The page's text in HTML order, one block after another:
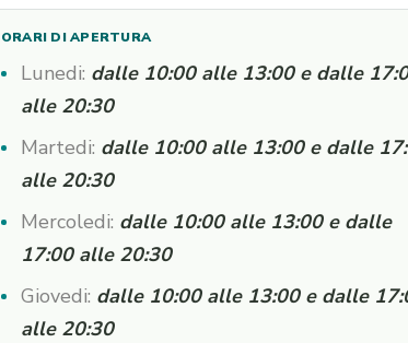
ORARI DI APERTURA
Lunedi: dalle 10:00 alle 13:00 e dalle
alle 20:30
Martedi: dalle 10:00 alle 13:00 e dalle
alle 20:30
Mercoledi: dalle 10:00 alle 13:00 e dalle
17:00 alle 20:30
Giovedi: dalle 10:00 alle 13:00 e dalle
alle 20:30